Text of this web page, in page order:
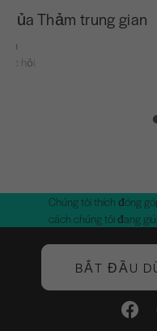
của Thảm trung gian
hỏi
Chúng tôi thích đóng
cách chúng tôi đang
BẮT ĐẦU